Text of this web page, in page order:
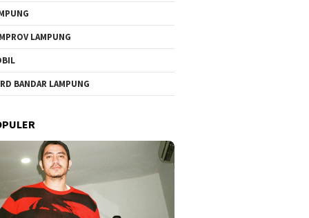
LAMPUNG
BANDAR LAMPUNG